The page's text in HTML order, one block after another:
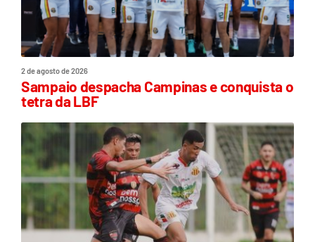
2 de agosto de 2026
Sampaio despacha Campinas e conquista o
tetra da LBF